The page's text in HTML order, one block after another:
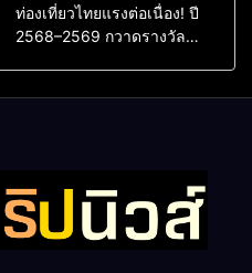
ท่องเที่ยวไทยแรงต่อเนื่อง! ปี
2568–2569 กวาดรางวัล